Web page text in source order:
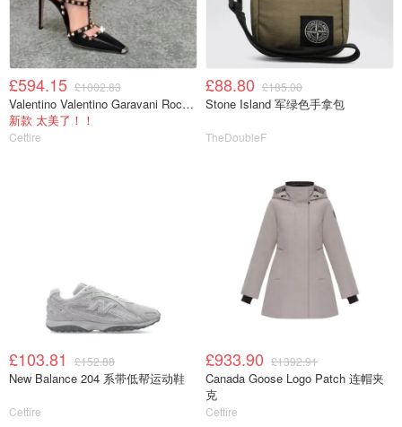
£594.15 £1002.83
Valentino Valentino Garavani Rockstud 尖头踝带高跟鞋
新款 太美了！！
Cettire
£88.80 £185.00
Stone Island 军绿色手拿包
TheDoubleF
£103.81 £152.88
New Balance 204 系带低帮运动鞋
Cettire
£933.90 £1392.91
Canada Goose Logo Patch 连帽夹
克
Cettire